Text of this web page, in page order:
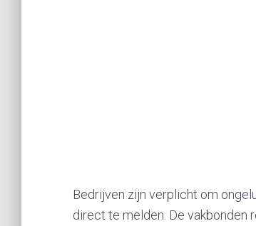
Bedrijven zijn verplicht om
direct te melden. De vakbonden